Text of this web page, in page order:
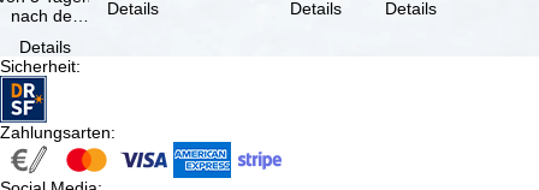
nach der
kostenfrei
…
Details
Verfügbarkeit
Details
oder
Details
in …
Details
Sicherheit:
Zahlungsarten: